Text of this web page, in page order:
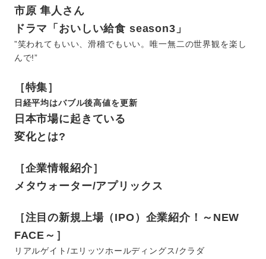
市原 隼人さん
ドラマ「おいしい給食 season3」
”笑われてもいい、滑稽でもいい。唯一無二の世界観を楽し
んで!”
［特集］
日経平均はバブル後高値を更新
日本市場に起きている
変化とは?
［企業情報紹介］
メタウォーター/アプリックス
［注目の新規上場（IPO）企業紹介！～NEW
FACE～］
リアルゲイト/エリッツホールディングス/クラダ